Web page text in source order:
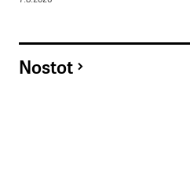
Nostot